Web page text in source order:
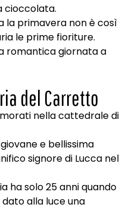
cioccolata.
la primavera non è così
le prime fioriture.
romantica giornata a
del Carretto
nella cattedrale di
e bellissima
signore di Lucca nel
ha solo 25 anni quando
alla luce una